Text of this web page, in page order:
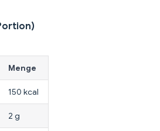
Menge
150 kcal
2 g